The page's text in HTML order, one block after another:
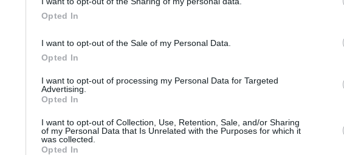
Opted In
I want to opt-out of the Sale of my Personal Data.
Opted In
I want to opt-out of processing my Personal Data for Targeted
Advertising.
Opted In
I want to opt-out of Collection, Use, Retention, Sale, and/or Sharing
of my Personal Data that Is Unrelated with the Purposes for which it
was collected.
Opted In
3/12/2022 07:05:00 μ.μ.